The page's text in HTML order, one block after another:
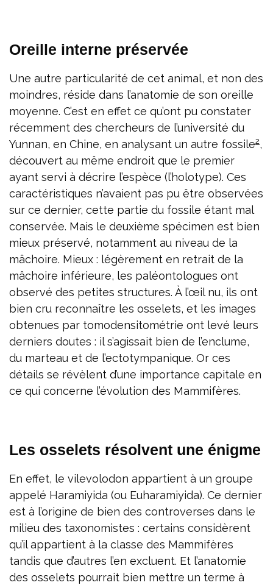
Oreille interne préservée
Une autre particularité de cet animal, et non des
moindres, réside dans l’anatomie de son oreille
moyenne. C’est en effet ce qu’ont pu constater
récemment des chercheurs de l’université du
Yunnan, en Chine, en analysant un autre fossile2,
découvert au même endroit que le premier
ayant servi à décrire l’espèce (l’holotype). Ces
caractéristiques n’avaient pas pu être observées
sur ce dernier, cette partie du fossile étant mal
conservée. Mais le deuxième spécimen est bien
mieux préservé, notamment au niveau de la
mâchoire. Mieux : légèrement en retrait de la
mâchoire inférieure, les paléontologues ont
observé des petites structures. À l’œil nu, ils ont
bien cru reconnaître les osselets, et les images
obtenues par tomodensitométrie ont levé leurs
derniers doutes : il s’agissait bien de l’enclume,
du marteau et de l’ectotympanique. Or ces
détails se révèlent d’une importance capitale en
ce qui concerne l’évolution des Mammifères.
Les osselets résolvent une énigme
En effet, le vilevolodon appartient à un groupe
appelé Haramiyida (ou Euharamiyida). Ce dernier
est à l’origine de bien des controverses dans le
milieu des taxonomistes : certains considèrent
qu’il appartient à la classe des Mammifères
tandis que d’autres l’en excluent. Et l’anatomie
des osselets pourrait bien mettre un terme à